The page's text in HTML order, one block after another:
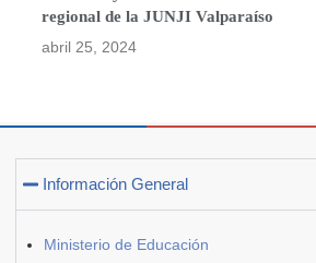
regional de la JUNJI Valparaíso
abril 25, 2024
Información General
Ministerio de Educación